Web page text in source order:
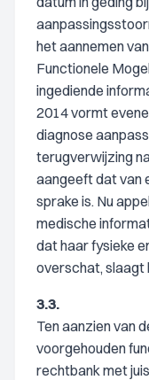
het aannemen
Functionele
ingediende
2014 vormt
diagnose
terugverwijzing
aangeeft dat van
sprake is. Nu
medische
dat haar fysieke
overschat, slaagt
3.3.
Ten aanzien van
voorgehouden
rechtbank met